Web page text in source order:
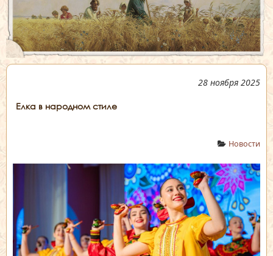
28 ноября 2025
Елка в народном стиле
Новости